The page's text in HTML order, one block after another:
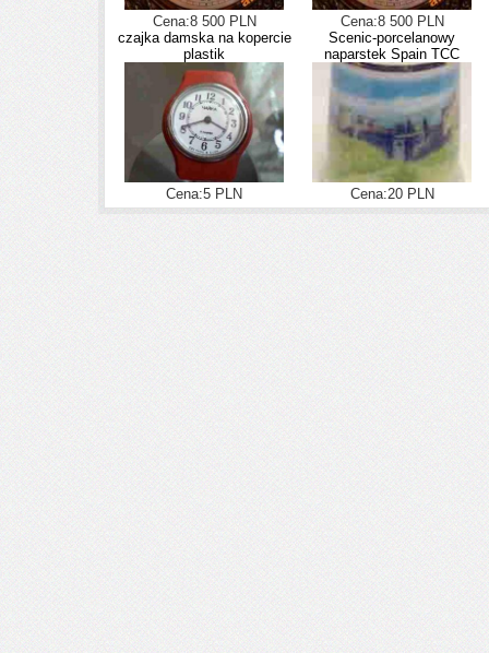
Cena:8 500 PLN
Cena:8 500 PLN
czajka damska na kopercie
plastik
Cena:5 PLN
Scenic-porcelanowy
naparstek Spain TCC
Cena:20 PLN